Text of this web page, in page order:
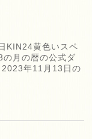
KIN24黄色いスペ
の月の暦の公式ダ
2023年11月13日の